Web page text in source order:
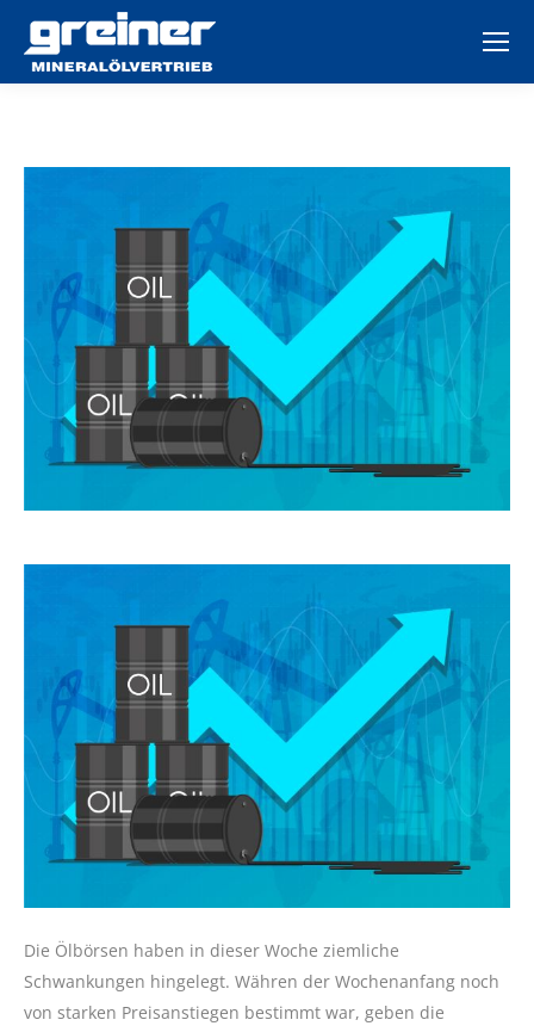
Die Ölbörsen haben in dieser Woche ziemliche
Schwankungen hingelegt. Währen der Wochenanfang noch
von starken Preisanstiegen bestimmt war, geben die